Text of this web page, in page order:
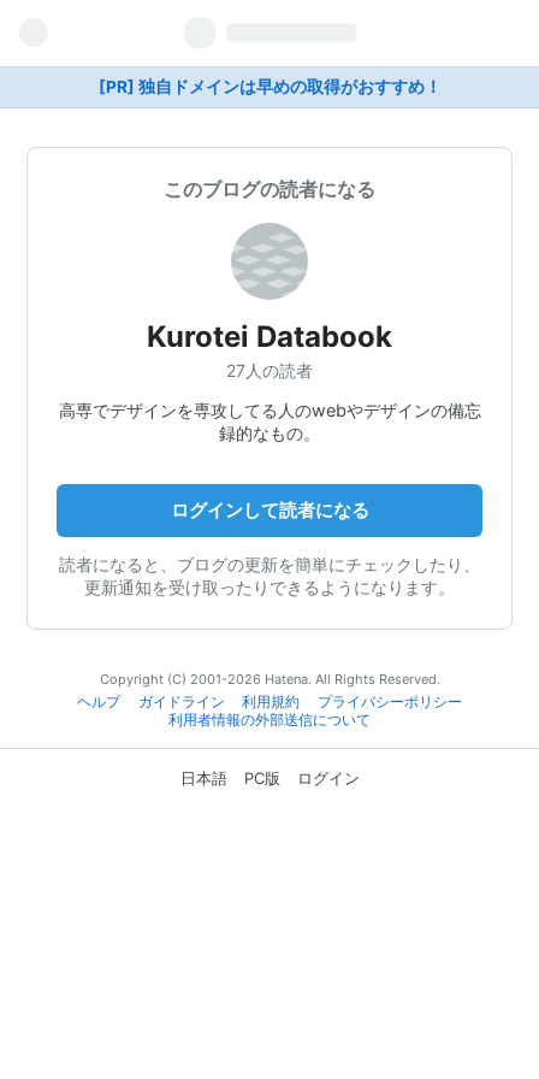
[PR] 独自ドメインは早めの取得がおすすめ！
このブログの読者になる
Kurotei Databook
27人の読者
高専でデザインを専攻してる人のwebやデザインの備忘
録的なもの。
ログインして読者になる
読者になると、ブログの更新を簡単にチェックしたり、
更新通知を受け取ったりできるようになります。
Copyright (C) 2001-2026 Hatena. All Rights Reserved.
ヘルプ
ガイドライン 利用規約
プライバシーポリシー
利用者情報の外部送信について
日本語 PC版 ログイン